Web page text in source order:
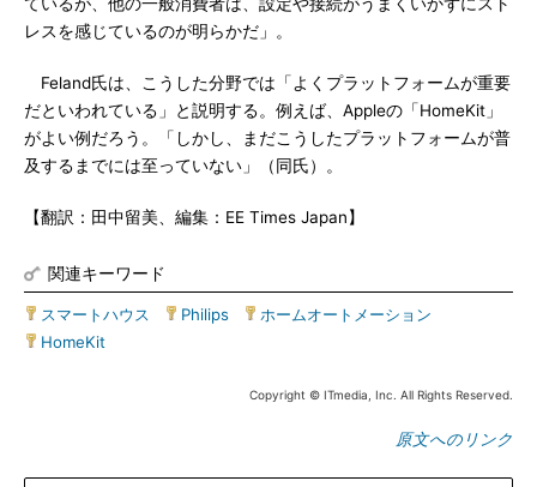
レスを感じているのが明らかだ」。
Feland氏は、こうした分野では「よくプラットフォームが重要
だといわれている」と説明する。例えば、Appleの「HomeKit」
がよい例だろう。「しかし、まだこうしたプラットフォームが普
及するまでには至っていない」（同氏）。
【翻訳：田中留美、編集：EE Times Japan】
関連キーワード
スマートハウス Philips ホームオートメーション
HomeKit
Copyright © ITmedia, Inc. All Rights Reserved.
原文へのリンク